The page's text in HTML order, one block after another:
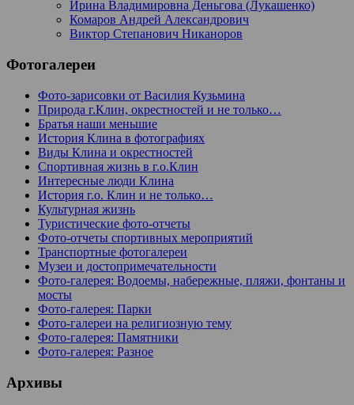
Ирина Владимировна Деньгова (Лукашенко)
Комаров Андрей Александрович
Виктор Степанович Никаноров
Фотогалереи
Фото-зарисовки от Василия Кузьмина
Природа г.Клин, окрестностей и не только…
Братья наши меньшие
История Клина в фотографиях
Виды Клина и окрестностей
Спортивная жизнь в г.о.Клин
Интересные люди Клина
История г.о. Клин и не только…
Культурная жизнь
Туристические фото-отчеты
Фото-отчеты спортивных мероприятий
Транспортные фотогалереи
Музеи и достопримечательности
Фото-галерея: Водоемы, набережные, пляжи, фонтаны и
мосты
Фото-галерея: Парки
Фото-галереи на религиозную тему
Фото-галерея: Памятники
Фото-галерея: Разное
Архивы